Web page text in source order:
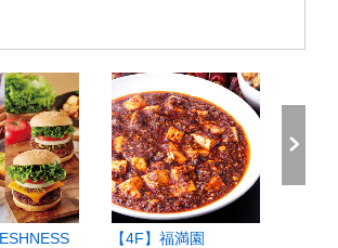
【4F】福満園